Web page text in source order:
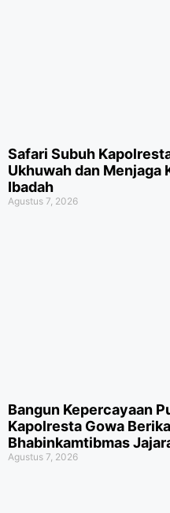
Safari Subuh
Ukhuwah dan Menjaga
Ibadah
Agustus 7, 2026
Bangun Kepercayaan
Kapolresta Gowa
Bhabinkamtibmas
Agustus 7, 2026